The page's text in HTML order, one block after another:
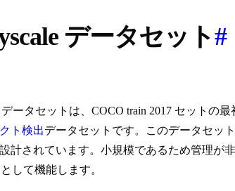
データセット#
データセットは、COCO train 2017 セット
ト検出データセットです。このデータセット
計されています。小規模であるため管理
して機能します。